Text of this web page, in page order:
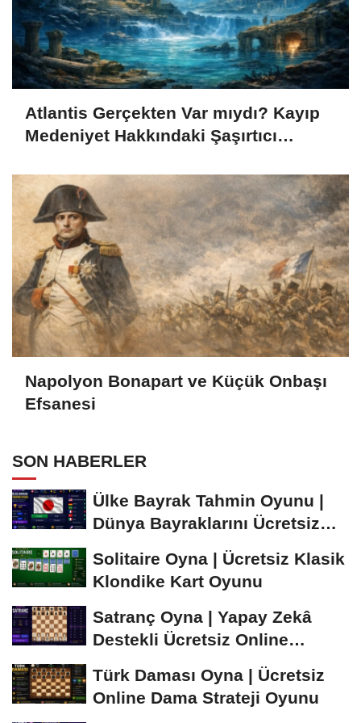
Atlantis Gerçekten Var mıydı? Kayıp
Medeniyet Hakkındaki Şaşırtıcı
Napolyon Bonapart ve Küçük Onbaşı
Efsanesi
SON HABERLER
Ülke Bayrak Tahmin Oyunu |
Dünya Bayraklarını Ücretsiz
Solitaire Oyna | Ücretsiz Klasik
Klondike Kart Oyunu
Satranç Oyna | Yapay Zekâ
Destekli Ücretsiz Online
Türk Daması Oyna | Ücretsiz
Online Dama Strateji Oyunu